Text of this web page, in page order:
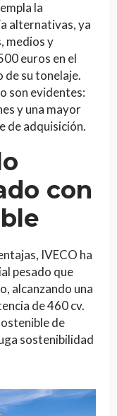
la
alternativas, ya
medios y
euros en el
de su tonelaje.
son evidentes:
y una mayor
de adquisición.
con
IVECO ha
pesado que
alcanzando una
de 460 cv.
de
sostenibilidad